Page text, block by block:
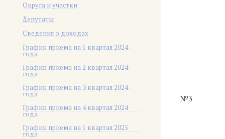
Округа и участки
Депутаты
Сведения о доходах
График приема на 1 квартал 2024
года
График приема на 2 квартал 2024
года
График приема на 3 квартал 2024
года
График приема на 4 квартал 2024
года
График приема на 1 квартал 2025
года
№3